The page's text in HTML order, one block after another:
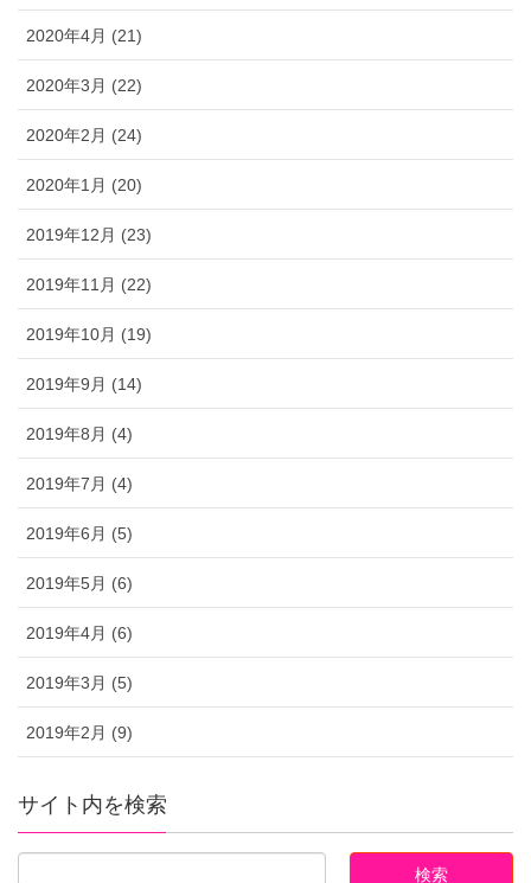
2020年4月 (21)
2020年3月 (22)
2020年2月 (24)
2020年1月 (20)
2019年12月 (23)
2019年11月 (22)
2019年10月 (19)
2019年9月 (14)
2019年8月 (4)
2019年7月 (4)
2019年6月 (5)
2019年5月 (6)
2019年4月 (6)
2019年3月 (5)
2019年2月 (9)
サイト内を検索